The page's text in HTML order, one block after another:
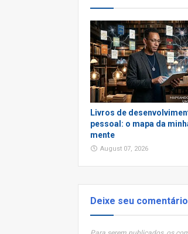
Livros de
pessoal: o mapa da
mente
August 07, 2026
Deixe seu comentário